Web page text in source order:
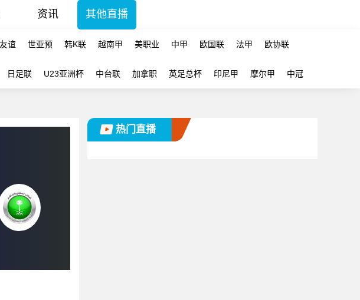
资讯 其他直播
谊 世亚预 韩K联 越南甲 美职业 中甲 欧国联 法甲 欧协联
日足联 U23亚洲杯 中台联 加拿职 英足总杯 印尼甲 摩尔甲 中冠
热门直播